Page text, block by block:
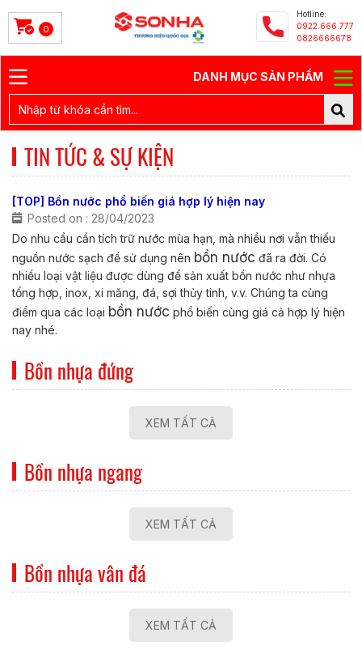
0
Hotline:
0922.666.777
0826666678
DANH MỤC SẢN PHẨM
TIN TỨC & SỰ KIỆN
[TOP] Bồn nước phổ biến giá hợp lý hiện nay
Posted on : 28/04/2023
Do nhu cầu cần tích trữ nước mùa hạn, mà nhiều nơi vẫn thiếu
nguồn nước sạch để sử dụng nên bồn nước đã ra đời. Có
nhiều loại vật liệu được dùng để sản xuất bồn nước như nhựa
tổng hợp, inox, xi măng, đá, sợi thủy tinh, v.v. Chúng ta cùng
điểm qua các loại bồn nước phổ biến cùng giá cả hợp lý hiện
nay nhé.
Bồn nhựa đứng
XEM TẤT CẢ
Bồn nhựa ngang
XEM TẤT CẢ
Bồn nhựa vân đá
XEM TẤT CẢ